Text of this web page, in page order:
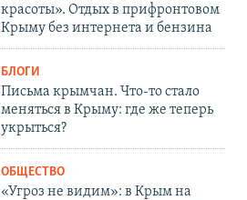
красоты». Отдых в прифронтовом
Крыму без интернета и бензина
БЛОГИ
Письма крымчан. Что-то стало
меняться в Крыму: где же теперь
укрыться?
ОБЩЕСТВО
«Угроз не видим»: в Крым на